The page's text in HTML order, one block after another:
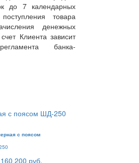
до 7 календарных
товара
денежных
Клиента зависит
банка-
с поясом
160 200 руб.